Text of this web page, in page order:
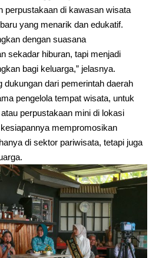
perpustakaan di kawasan wisata
yang menarik dan edukatif.
dengan suasana
sekadar hiburan, tapi menjadi
bagi keluarga,” jelasnya.
dukungan dari pemerintah daerah
pengelola tempat wisata, untuk
perpustakaan mini di lokasi
mempromosikan
di sektor pariwisata, tetapi juga